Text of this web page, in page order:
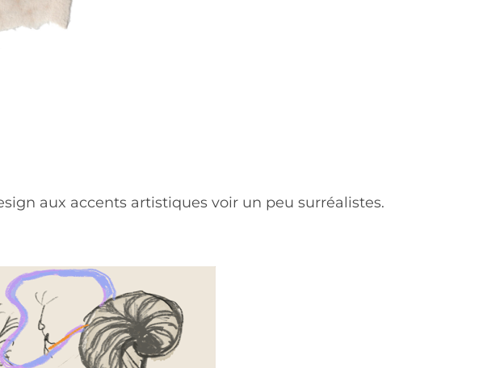
aux accents artistiques voir un peu surréalistes.